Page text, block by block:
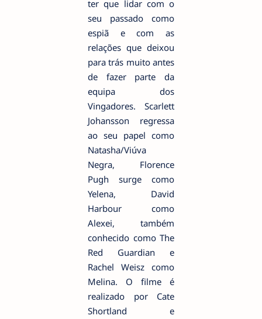
ter que lidar com o
seu passado como
espiã e com as
relações que deixou
para trás muito antes
de fazer parte da
equipa dos
Vingadores. Scarlett
Johansson regressa
ao seu papel como
Natasha/Viúva
Negra, Florence
Pugh surge como
Yelena, David
Harbour como
Alexei, também
conhecido como The
Red Guardian e
Rachel Weisz como
Melina. O filme é
realizado por Cate
Shortland e